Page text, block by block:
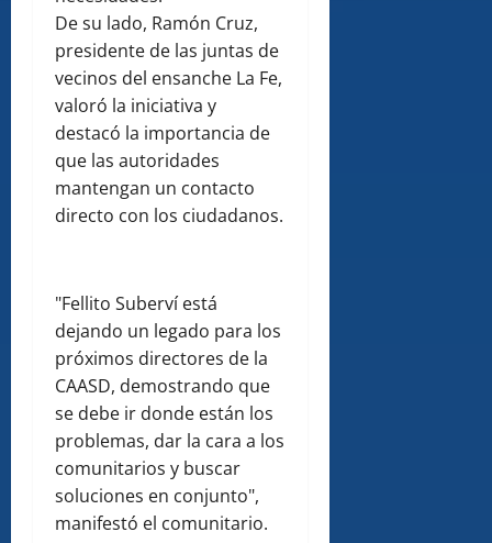
De su lado, Ramón Cruz,
presidente de las juntas de
vecinos del ensanche La Fe,
valoró la iniciativa y
destacó la importancia de
que las autoridades
mantengan un contacto
directo con los ciudadanos.
"Fellito Suberví está
dejando un legado para los
próximos directores de la
CAASD, demostrando que
se debe ir donde están los
problemas, dar la cara a los
comunitarios y buscar
soluciones en conjunto",
manifestó el comunitario.